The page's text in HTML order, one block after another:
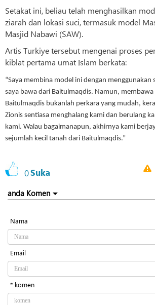
Setakat ini, beliau telah menghasilkan
ziarah dan lokasi suci, termasuk model
Masjid Nabawi (SAW).
Artis Turkiye tersebut mengenai proses
kiblat pertama umat Islam berkata:
“Saya membina model ini dengan menggunakan
saya bawa dari Baitulmaqdis. Namun,
Baitulmaqdis bukanlah perkara yang mudah,
Zionis sentiasa menghalang kami dan berulang
kami. Walau bagaimanapun, akhirnya kami
sejumlah kecil tanah dari Baitulmaqdis.”
0Suka
anda Komen
Nama
Email
* komen